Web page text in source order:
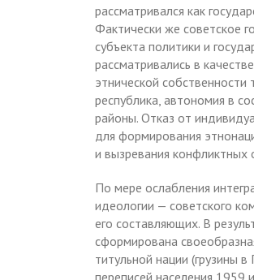
рассматривался как
Фактически же советское
субъекта политики и
рассматривались в
этнической
республика, автономия в
районы. Отказ от
для формирования
и вызревания конфликтных
По мере ослабления
идеологии — советского
его составляющих. В
сформирована
титульной нации (грузины
переписей населения 1959